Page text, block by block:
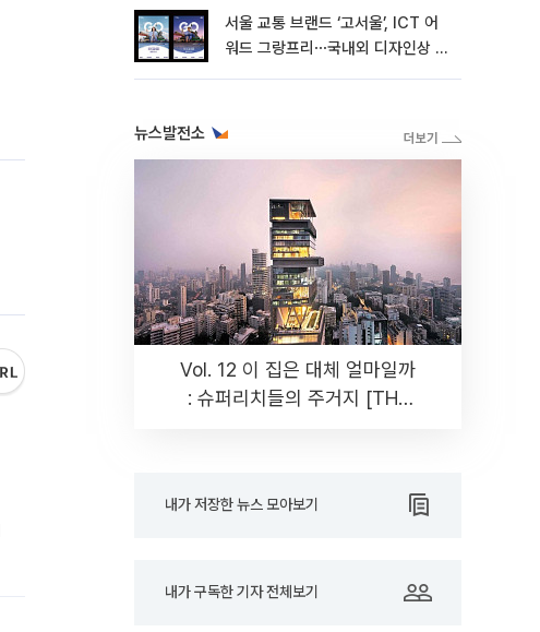
서울 교통 브랜드 ‘고서울’, ICT 어
워드 그랑프리⋯국내외 디자인상 4
뉴스발전소
Vol. 12 이 집은 대체 얼마일까
: 슈퍼리치들의 주거지 [THE
내가 저장한 뉴스 모아보기
내가 구독한 기자 전체보기